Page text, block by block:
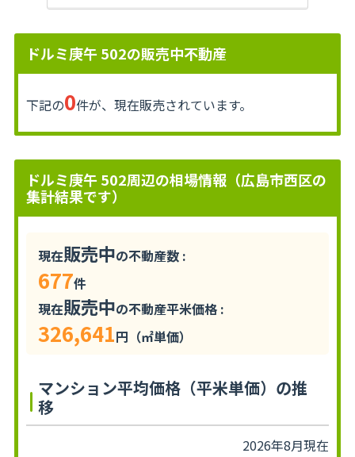
ドルミ庚午 502の販売中不動産
下記の0件が、現在販売されています。
ドルミ庚午 502周辺の相場情報（広島市西区の
集計結果です）
現在販売中の不動産数 :
677件
現在販売中の不動産平米価格 :
326,641円（㎡単価）
マンション平均価格（平米単価）の推
移
2026年8月現在